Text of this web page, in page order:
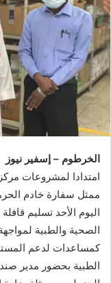
الخرطوم – إسفير نيوز
امتدادا لمشروعات
ممثل سفارة خادم
كمساعدات لدعم
الطبية بحضور مدير